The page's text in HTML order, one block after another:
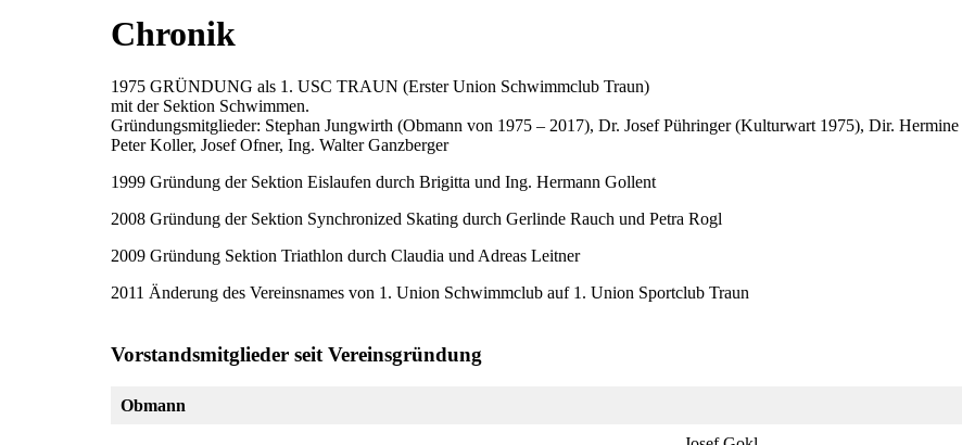
Chronik
1975 GRÜNDUNG als 1. USC TRAUN (Erster Union Schwimmclub Traun)
mit der Sektion Schwimmen.
Gründungsmitglieder: Stephan Jungwirth (Obmann von 1975 – 2017), Dr. Josef Pühringer (Kulturwart 1975), Dir.
Peter Koller, Josef Ofner, Ing. Walter Ganzberger
1999 Gründung der Sektion Eislaufen durch Brigitta und Ing. Hermann Gollent
2008 Gründung der Sektion Synchronized Skating durch Gerlinde Rauch und Petra Rogl
2009 Gründung Sektion Triathlon durch Claudia und Adreas Leitner
2011 Änderung des Vereinsnames von 1. Union Schwimmclub auf 1. Union Sportclub Traun
Vorstandsmitglieder seit Vereinsgründung
Obmann